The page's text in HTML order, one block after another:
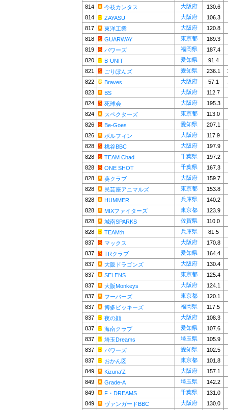
814
今枝カンタス 大阪府
130.6
814
ZAYASU 大阪府
106.3
817
東洋工業 大阪府
120.8
818
GUARWAY 東京都
189.3
819
パワーズ 福岡県
187.4
820
B-UNIT 愛知県
91.4
821
ごりぽんズ 愛知県 236.1
822
Braves 大阪府 57.1
823
BS 大阪府
112.7
824
死球会 大阪府
195.3
824
スペクターズ 東京都
113.0
826
Be-Goes 愛知県
207.1
826
ボルフィン 大阪府
117.9
828
桃谷BBC 大阪府
197.9
828
TEAM Chad 千葉県
197.2
828
ONE SHOT 千葉県
167.3
828
葵クラブ 大阪府
159.7
828
民芸座アニマルズ 東京都
153.8
828
HUMMER 兵庫県
140.2
828
MIXファイターズ 東京都
123.9
828
城南SPARKS 佐賀県
110.0
828
TEAM:h 兵庫県
81.5
837
マックス 大阪府
170.8
837
TRクラブ 愛知県
164.4
837
大阪ドラゴンズ 大阪府
130.4
837
SELENS 東京都
125.4
837
大阪Monkeys 大阪府
124.1
837
フーバーズ 東京都
120.1
837
博多ビッキーズ 福岡県
117.5
837
夜の顔 大阪府
108.3
837
海南クラブ 愛知県
107.6
837
埼玉Dreams 埼玉県
105.9
837
パワーズ 愛知県
102.5
837
おかん図 東京都
101.8
849
Kizuna'Z 大阪府
157.1
849
Grade-A 埼玉県
142.2
849
F・DREAMS 千葉県
131.0
849
ヴァンガードBBC 大阪府
130.0